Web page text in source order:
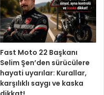
Fast Moto 22 Başkanı
Selim Şen’den sürücülere
hayati uyarılar: Kurallar,
karşılıklı saygı ve kaska